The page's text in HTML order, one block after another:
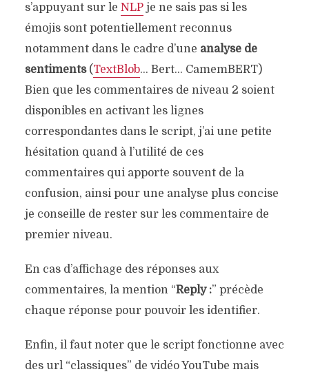
s’appuyant sur le NLPje ne sais pas si les
émojis sont potentiellement reconnus
notamment dans le cadre d’une analyse de
sentiments(TextBlob… Bert… CamemBERT)
Bien que les commentaires de niveau 2 soient
disponibles en activant les lignes
correspondantes dans le script, j’ai une petite
hésitation quand à l’utilité de ces
commentaires qui apporte souvent de la
confusion, ainsi pour une analyse plus concise
je conseille de rester sur les commentaire de
premier niveau.
En cas d’affichage des réponses aux
commentaires, la mention “Reply :” précède
chaque réponse pour pouvoir les identifier.
Enfin, il faut noter que le script fonctionne avec
des url “classiques” de vidéo YouTube mais